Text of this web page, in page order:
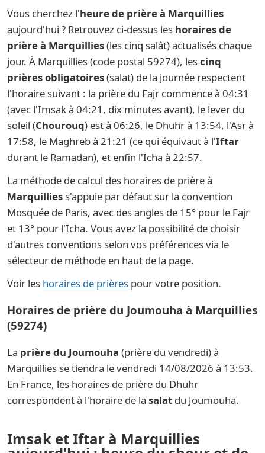
Vous cherchez l'heure de prière à Marquillies
aujourd'hui ? Retrouvez ci-dessus les horaires de
prière à Marquillies(les cinq salât) actualisés chaque
jour. À Marquillies (code postal 59274), lescinq
prières obligatoires(salat) de la journée respectent
l'horaire suivant : la prière du Fajr commence à 04:31
(avec l'Imsak à 04:21, dix minutes avant), le lever du
soleil (Chourouq) est à 06:26, le Dhuhr à 13:54, l'Asr à
17:58, le Maghreb à 21:21 (ce qui équivaut à l'Iftar
durant le Ramadan), et enfin l'Icha à 22:57.
La méthode de calcul des horaires de prière à
Marquillies s'appuie par défaut sur la convention
Mosquée de Paris, avec des angles de 15° pour le Fajr
et 13° pour l'Icha. Vous avez la possibilité de choisir
d'autres conventions selon vos préférences via le
sélecteur de méthode en haut de la page.
Voir les horaires de prières pour votre position.
Horaires de prière du Joumouha à Marquillies
(59274)
La prière du Joumouha (prière du vendredi) à
Marquillies se tiendra le vendredi 14/08/2026 à 13:53.
En France, les horaires de prière du Dhuhr
correspondent à l'horaire de la salat du Joumouha.
Imsak et Iftar à Marquillies